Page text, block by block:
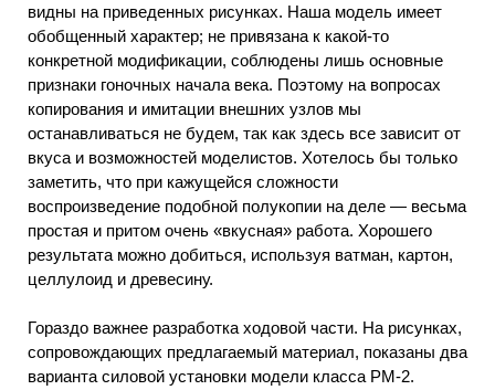
видны на приведенных рисунках. Наша модель имеет
обобщенный характер; не привязана к какой-то
конкретной модификации, соблюдены лишь основные
признаки гоночных начала века. Поэтому на вопросах
копирования и имитации внешних узлов мы
останавливаться не будем, так как здесь все зависит от
вкуса и возможностей моделистов. Хотелось бы только
заметить, что при кажущейся сложности
воспроизведение подобной полукопии на деле — весьма
простая и притом очень «вкусная» работа. Хорошего
результата можно добиться, используя ватман, картон,
целлулоид и древесину.
Гораздо важнее разработка ходовой части. На рисунках,
сопровождающих предлагаемый материал, показаны два
варианта силовой установки модели класса РМ-2.